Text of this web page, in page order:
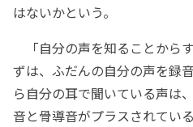
はないかという。
「自分の声を知ることから
ずは、ふだんの自分の声を録
ら自分の耳で聞いている声は
音と骨導音がプラスされてい